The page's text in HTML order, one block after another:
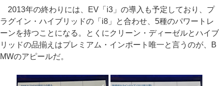
2013年の終わりには、EV「i3」の導入も予定しており、プ
ラグイン・ハイブリッドの「i8」と合わせ、5種のパワートレ
ーンを持つことになる。とくにクリーン・ディーゼルとハイブ
リッドの品揃えはプレミアム・インポート唯一と言うのが、B
MWのアピールだ。